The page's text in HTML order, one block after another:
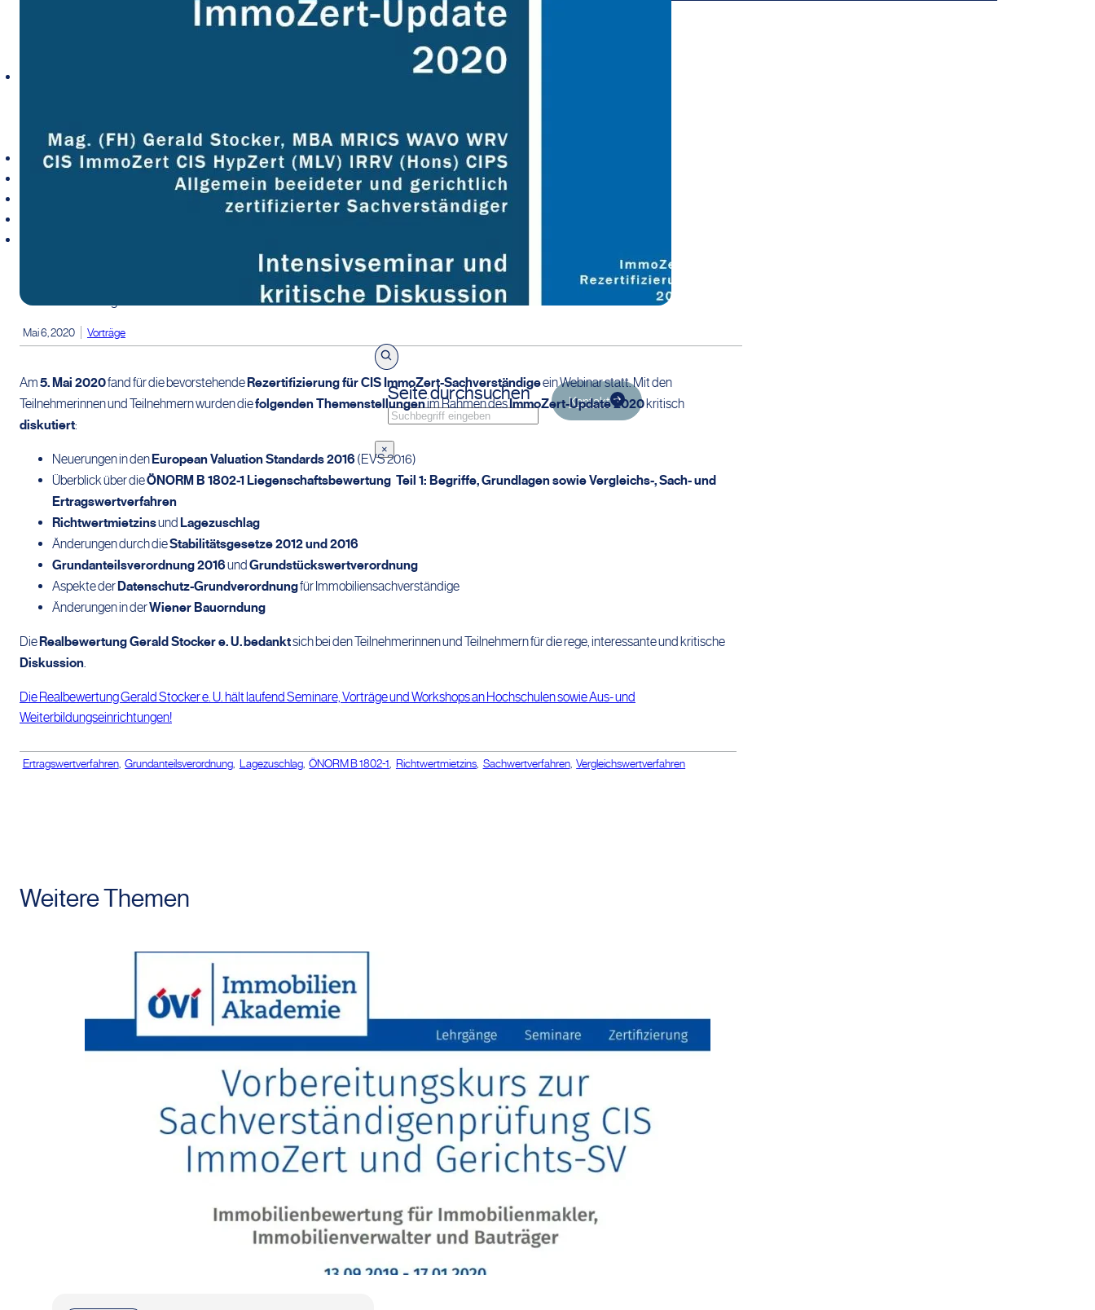
Immobilientransaktionen
Kunden
Seite durchsuchen
Suchen
×
Kontakt
Mai 6, 2020 Vorträge
Am5. Mai 2020fand für die bevorstehendeRezertifizierung für CIS ImmoZert-Sachverständigeein Webinar statt. Mit den
Teilnehmerinnen und Teilnehmern wurden diefolgenden Themenstellungenim Rahmen desImmoZert-Update 2020kritisch
diskutiert:
Neuerungen in denEuropean Valuation Standards 2016 (EVS 2016)
Überblick über dieÖNORM B 1802-1 Liegenschaftsbewertung Teil 1: Begriffe, Grundlagen sowie Vergleichs-, Sach- und
Ertragswertverfahren
RichtwertmietzinsundLagezuschlag
Änderungen durch dieStabilitätsgesetze 2012 und 2016
Grundanteilsverordnung 2016undGrundstückswertverordnung
Aspekte derDatenschutz-Grundverordnungfür Immobiliensachverständige
Änderungen in derWiener Bauorndung
DieRealbewertung Gerald Stocker e. U.bedanktsich bei den Teilnehmerinnen und Teilnehmern für die rege, interessante und kritische
Diskussion.
Die Realbewertung Gerald Stocker e. U. hält laufend Seminare, Vorträge und Workshops an Hochschulen sowie Aus- und
Weiterbildungseinrichtungen!
Ertragswertverfahren, Grundanteilsverordnung, Lagezuschlag, ÖNORM B 1802-1, Richtwertmietzins, Sachwertverfahren, Vergleichswertverfahren
Weitere Themen